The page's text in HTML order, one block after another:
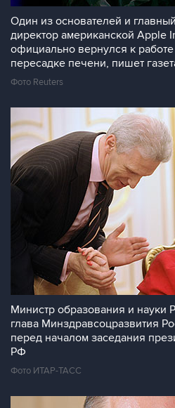
Один из основателей и
директор американской Apple
официально вернулся к
пересадке печени, пишет
Фото Reuters
Министр образования и
глава Минздравсоцразвития
перед началом заседания
РФ
Фото ИТАР-ТАСС